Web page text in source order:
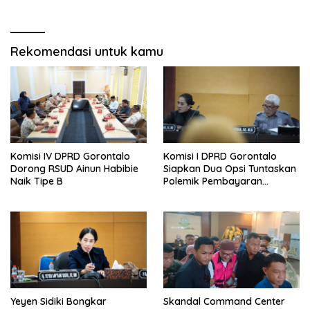
Rekomendasi untuk kamu
Komisi IV DPRD Gorontalo
Dorong RSUD Ainun Habibie
Naik Tipe B
Komisi I DPRD Gorontalo
Siapkan Dua Opsi Tuntaskan
Polemik Pembayaran
Yeyen Sidiki Bongkar
Skandal Command Center